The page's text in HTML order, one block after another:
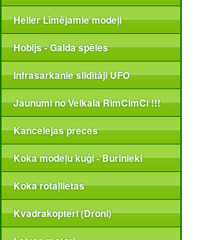
Heller Līmējamie modeļi
Hobijs - Galda spēles
Infrasarkanie sildītāji UFO
Jaunumi no Veikala RimCimCi !!!
Kancelejas preces
Koka modeļu kuģi - Burinieki
Koka rotaļlietas
Kvadrakopteri (Droni)